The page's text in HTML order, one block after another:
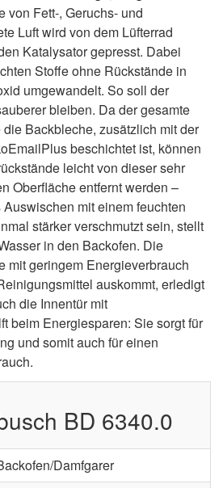
von Fett-, Geruchs- und
Luft wird von dem Lüfterrad
Katalysator gepresst. Dabei
Stoffe ohne Rückstände in
umgewandelt. So soll der
bleiben. Da der gesamte
Backbleche, zusätzlich mit der
beschichtet ist, können
leicht von dieser sehr
Oberfläche entfernt werden –
mit einem feuchten
stärker verschmutzt sein, stellt
in den Backofen. Die
mit geringem Energieverbrauch
auskommt, erledigt
die Innentür mit
beim Energiesparen: Sie sorgt für
und somit auch für einen
BD 6340.0
Damfgarer